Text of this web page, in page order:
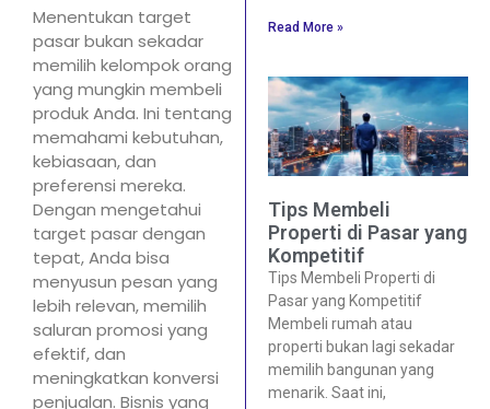
Menentukan target
pasar bukan sekadar
memilih kelompok orang
yang mungkin membeli
produk Anda. Ini tentang
memahami kebutuhan,
kebiasaan, dan
preferensi mereka.
Dengan mengetahui
target pasar dengan
tepat, Anda bisa
menyusun pesan yang
lebih relevan, memilih
saluran promosi yang
efektif, dan
meningkatkan konversi
penjualan. Bisnis yang
Read More »
Tips Membeli
Properti di Pasar yang
Kompetitif
Tips Membeli Properti di
Pasar yang Kompetitif
Membeli rumah atau
properti bukan lagi sekadar
memilih bangunan yang
menarik. Saat ini,